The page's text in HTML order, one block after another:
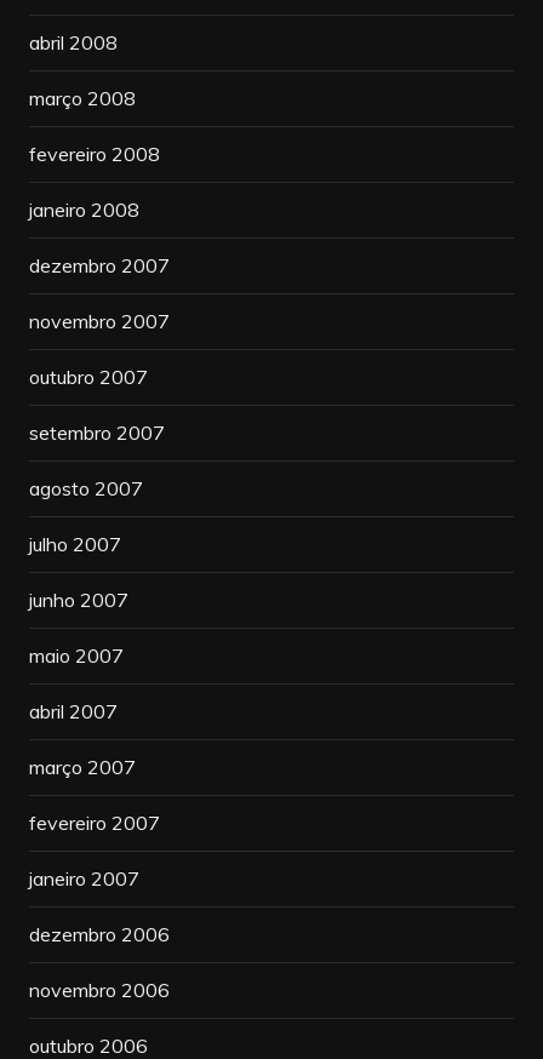
abril 2008
março 2008
fevereiro 2008
janeiro 2008
dezembro 2007
novembro 2007
outubro 2007
setembro 2007
agosto 2007
julho 2007
junho 2007
maio 2007
abril 2007
março 2007
fevereiro 2007
janeiro 2007
dezembro 2006
novembro 2006
outubro 2006